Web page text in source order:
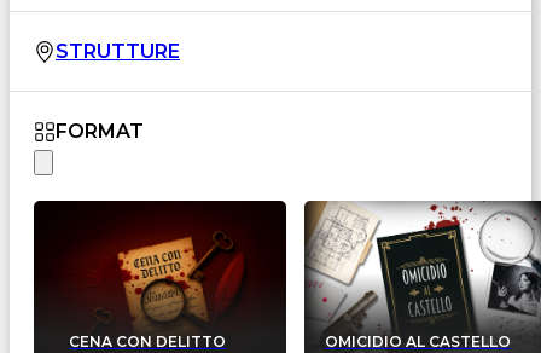
STRUTTURE
FORMAT
CENA CON DELITTO OMICIDIO AL CASTELLO